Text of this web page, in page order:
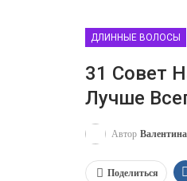
ДЛИННЫЕ ВОЛОСЫ
31 Совет
Лучше
Автор Валентина
Поделиться